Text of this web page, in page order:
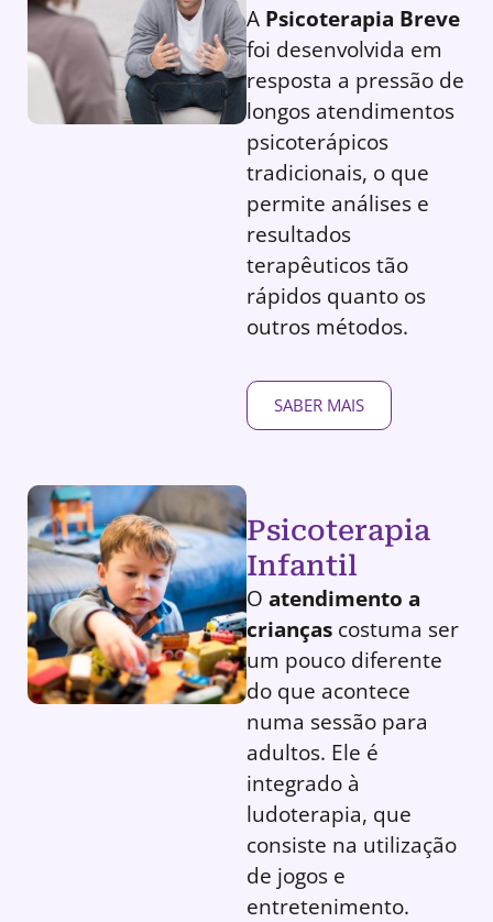
A Psicoterapia Breve
foi desenvolvida em
resposta a pressão de
longos atendimentos
psicoterápicos
tradicionais, o que
permite análises e
resultados
terapêuticos tão
rápidos quanto os
outros métodos.
SABER MAIS
Psicoterapia
Infantil
O atendimento a
crianças costuma ser
um pouco diferente
do que acontece
numa sessão para
adultos. Ele é
integrado à
ludoterapia, que
consiste na utilização
de jogos e
entretenimento.